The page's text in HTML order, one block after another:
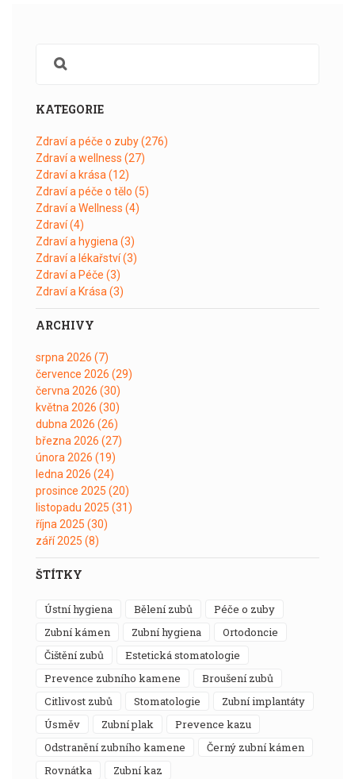
KATEGORIE
Zdraví a péče o zuby(276)
Zdraví a wellness (27)
Zdraví a krása(12)
Zdraví a péče o tělo (5)
Zdraví a Wellness (4)
Zdraví(4)
Zdraví a hygiena(3)
Zdraví a lékařství(3)
Zdraví a Péče (3)
Zdraví a Krása(3)
ARCHIVY
srpna 2026 (7)
července 2026 (29)
června 2026 (30)
května 2026 (30)
dubna 2026 (26)
března 2026 (27)
února 2026 (19)
ledna 2026 (24)
prosince 2025 (20)
listopadu 2025 (31)
října 2025 (30)
září 2025 (8)
ŠTÍTKY
ústní hygiena bělení zubů
péče o zuby
zubní kámen
zubní hygiena
ortodoncie
čištění zubů
estetická stomatologie
prevence zubního kamene
broušení zubů
citlivost zubů
stomatologie
zubní implantáty
úsměv
zubní plak
prevence kazu
odstranění zubního kamene
černý zubní kámen
rovnátka
zubní kaz